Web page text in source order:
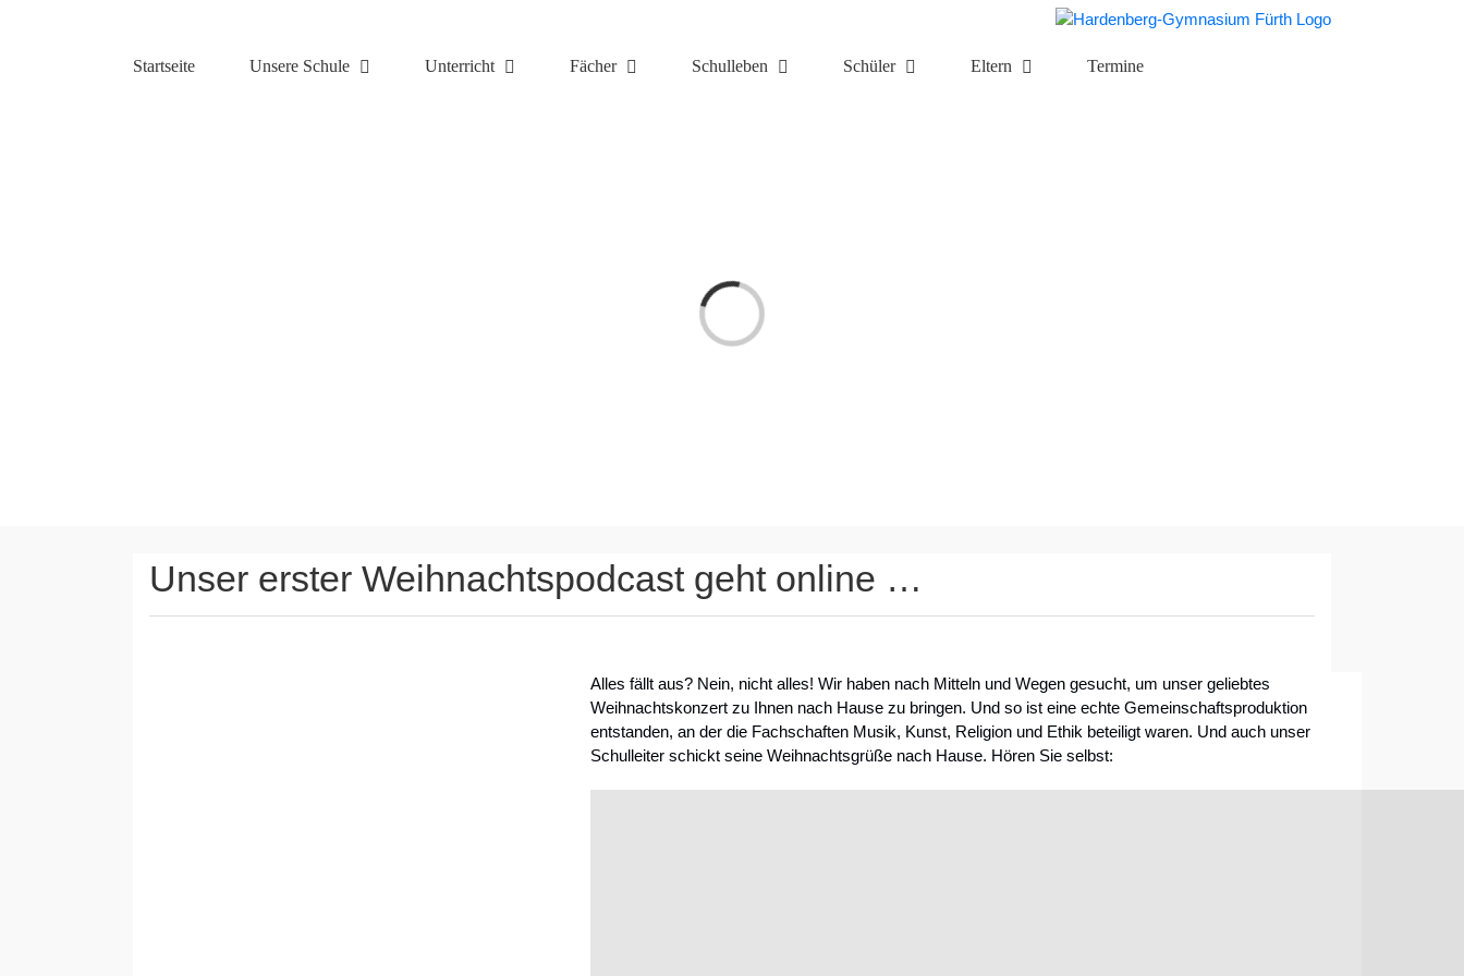
Startseite Unsere Schule Unterricht Fächer Schulleben Schüler Eltern Termine
Laden...
Unser erster Weihnachtspodcast geht online …
Alles fällt aus? Nein, nicht alles! Wir haben nach Mitteln und Wegen gesucht, um unser geliebtes
Weihnachtskonzert zu Ihnen nach Hause zu bringen. Und so ist eine echte Gemeinschaftsproduktion
entstanden, an der die Fachschaften Musik, Kunst, Religion und Ethik beteiligt waren. Und auch unser
Schulleiter schickt seine Weihnachtsgrüße nach Hause. Hören Sie selbst: